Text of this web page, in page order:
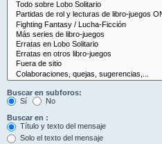
Buscar en subforos:
Sí
No
Buscar en :
Título y texto del mensaje
Solo el texto del mensaje